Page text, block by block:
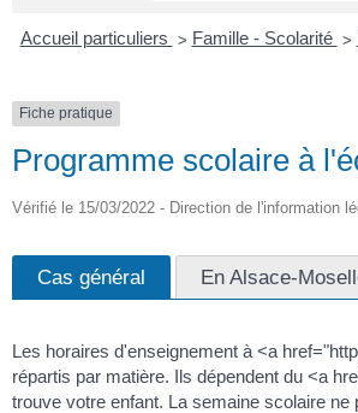
Accueil particuliers > Famille - Scolarité >
Fiche pratique
Programme scolaire à
Vérifié le 15/03/2022 - Direction de l'information
Cas général En Alsace-
Les horaires d'enseignement à <a
répartis par matière. Ils dépendent du <a
trouve votre enfant. La semaine scolaire